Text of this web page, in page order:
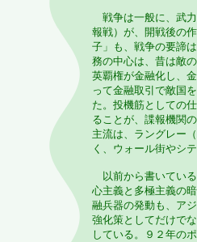
戦争は一般に、武
報戦）が、開戦後の
子」も、戦争の要諦
務の中心は、昔は敵
英覇権が金融化し、
って金融取引で敵国
た。投機筋としての
ることが、諜報機関
主流は、ラングレー
く、ウォール街やシ
以前から書いてい
心主義と多極主義の
融兵器の発動も、ア
強化策としてだけで
している。９２年の